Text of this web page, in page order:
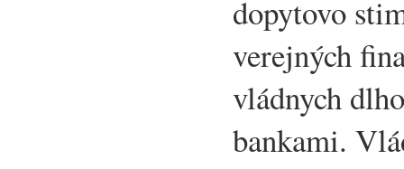
dopytovo
verejných
vládnych
bankami.